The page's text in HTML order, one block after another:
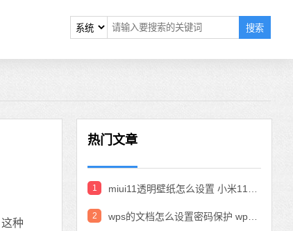
搜索
种
热门文章
1
2